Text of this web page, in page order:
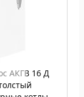
АКГВ 16 Д